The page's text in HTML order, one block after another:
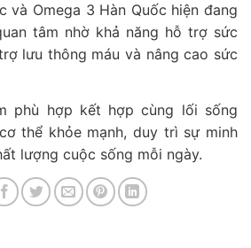
và Omega 3 Hàn Quốc hiện đang
tâm nhờ khả năng hỗ trợ sức
lưu thông máu và nâng cao sức
phù hợp kết hợp cùng lối sống
thể khỏe mạnh, duy trì sự minh
lượng cuộc sống mỗi ngày.